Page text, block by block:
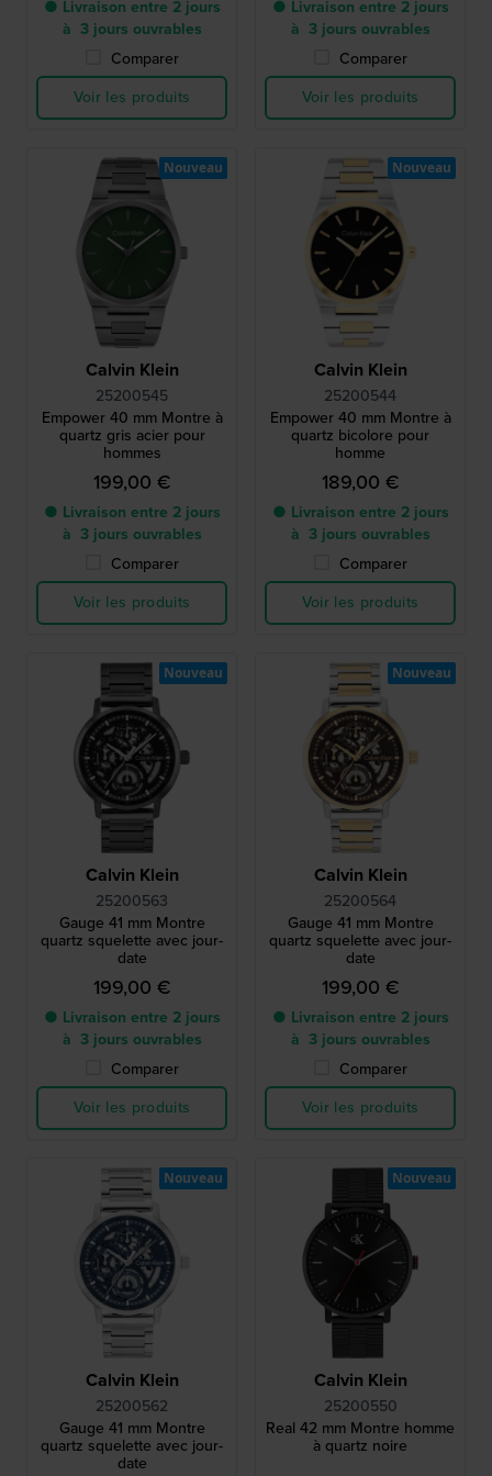
● Livraison entre 2 jours
à 3 jours ouvrables
Comparer
Voir les produits
● Livraison entre 2 jours
à 3 jours ouvrables
Comparer
Voir les produits
Calvin Klein
25200545
Empower 40 mm Montre à
quartz gris acier pour
hommes
199,00 €
● Livraison entre 2 jours
à 3 jours ouvrables
Comparer
Voir les produits
Nouveau
Calvin Klein
25200544
Empower 40 mm Montre à
quartz bicolore pour
homme
189,00 €
● Livraison entre 2 jours
à 3 jours ouvrables
Comparer
Voir les produits
Nouveau
Calvin Klein
25200563
Gauge 41 mm Montre
quartz squelette avec jour-
date
199,00 €
● Livraison entre 2 jours
à 3 jours ouvrables
Comparer
Voir les produits
Nouveau
Calvin Klein
25200564
Gauge 41 mm Montre
quartz squelette avec jour-
date
199,00 €
● Livraison entre 2 jours
à 3 jours ouvrables
Comparer
Voir les produits
Nouveau
Calvin Klein
25200562
Gauge 41 mm Montre
quartz squelette avec jour-
date
Nouveau
Calvin Klein
25200550
Real 42 mm Montre homme
à quartz noire
Nouveau